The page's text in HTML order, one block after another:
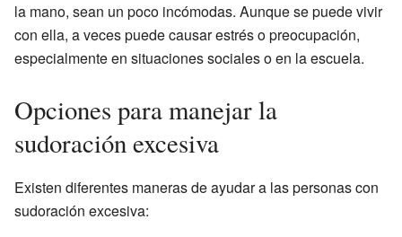
la mano, sean un poco incómodas. Aunque se puede vivir
con ella, a veces puede causar estrés o preocupación,
especialmente en situaciones sociales o en la escuela.
Opciones para manejar la
sudoración excesiva
Existen diferentes maneras de ayudar a las personas con
sudoración excesiva: